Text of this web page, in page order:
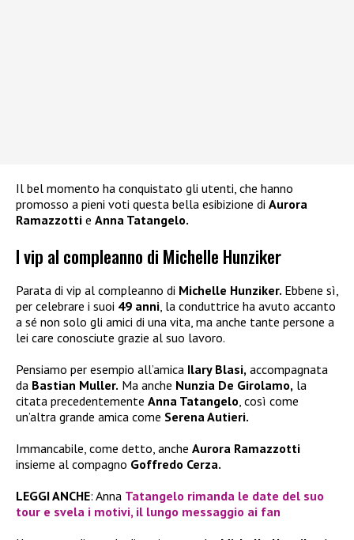
Il bel momento ha conquistato gli utenti, che hanno
promosso a pieni voti questa bella esibizione di Aurora
Ramazzotti e Anna Tatangelo.
I vip al compleanno di Michelle Hunziker
Parata di vip al compleanno di Michelle Hunziker. Ebbene sì,
per celebrare i suoi 49 anni , la conduttrice ha avuto accanto
a sé non solo gli amici di una vita, ma anche tante persone a
lei care conosciute grazie al suo lavoro.
Pensiamo per esempio all’amica Ilary Blasi, accompagnata
da Bastian Muller. Ma anche Nunzia De Girolamo, la
citata precedentemente Anna Tatangelo , così come
un’altra grande amica come Serena Autieri.
Immancabile, come detto, anche Aurora Ramazzotti
insieme al compagno Goffredo Cerza.
LEGGI ANCHE: Anna Tatangelo rimanda le date del suo
tour e svela i motivi, il lungo messaggio ai fan